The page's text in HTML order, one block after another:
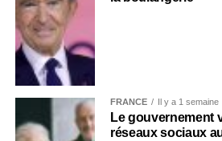
FRANCE Il y a 1 semaine
Le gouvernement
réseaux sociaux